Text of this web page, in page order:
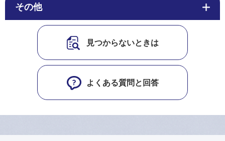
その他
見つからないときは
よくある質問と回答